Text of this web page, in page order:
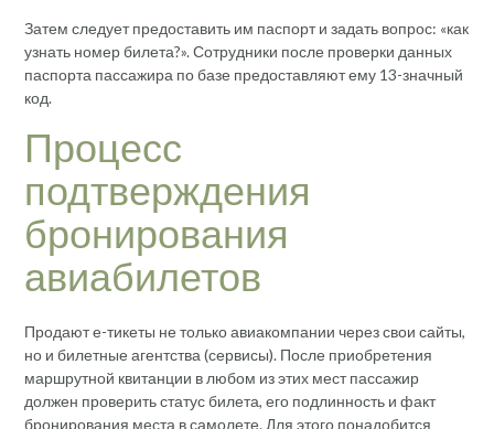
Затем следует предоставить им паспорт и задать вопрос: «как
узнать номер билета?». Сотрудники после проверки данных
паспорта пассажира по базе предоставляют ему 13-значный
код.
Процесс
подтверждения
бронирования
авиабилетов
Продают е-тикеты не только авиакомпании через свои сайты,
но и билетные агентства (сервисы). После приобретения
маршрутной квитанции в любом из этих мест пассажир
должен проверить статус билета, его подлинность и факт
бронирования места в самолете. Для этого понадобится